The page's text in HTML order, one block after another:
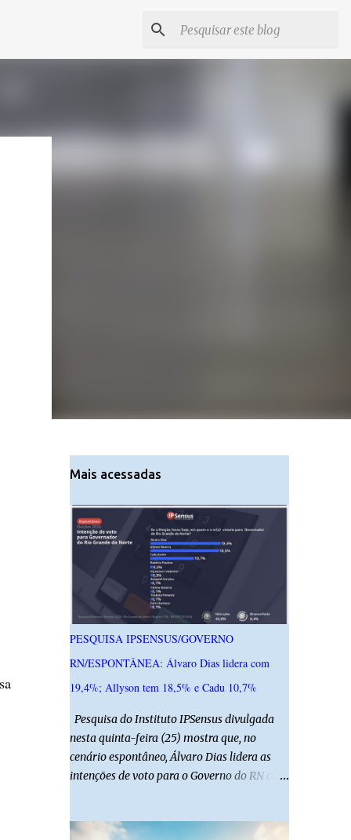
Mais acessadas
PESQUISA IPSENSUS/GOVERNO
RN/ESPONTÂNEA: Álvaro Dias lidera com
19,4%; Allyson tem 18,5% e Cadu 10,7%
Pesquisa do Instituto IPSensus divulgada
nesta quinta-feira (25) mostra que, no
cenário espontâneo, Álvaro Dias lidera as
intenções de voto para o Governo do RN com
somaram 6,4% e outros 43,8% não